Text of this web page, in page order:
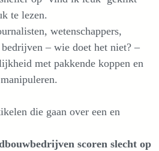
te lezen.
wetenschappers,
– wie doet het niet? –
met pakkende koppen en
die gaan over een en
scoren slecht op